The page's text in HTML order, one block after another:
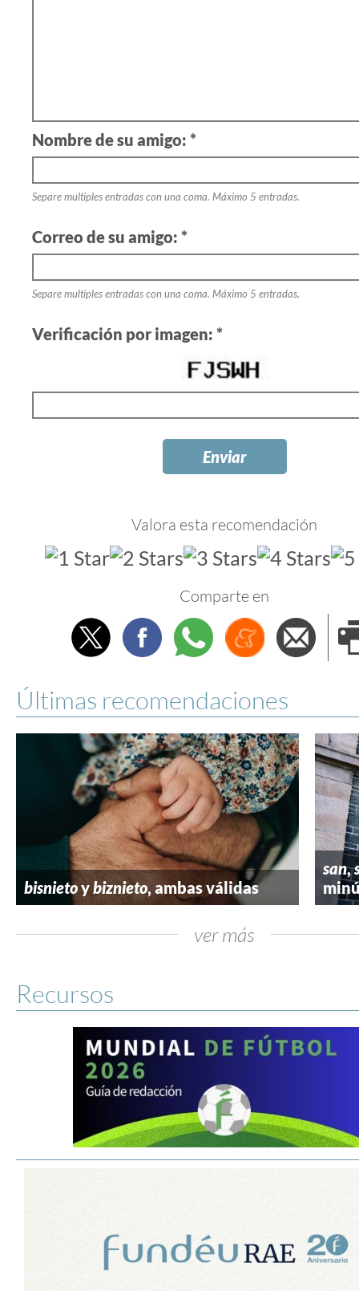
Nombre de su amigo: *
Separe multiples entradas con una coma. Máximo 5 entradas.
Correo de su amigo: *
Separe multiples entradas con una coma. Máximo 5 entradas.
Verificación por imagen: *
Valora esta recomendación
Comparte en
TwitterFacebookWhatsappMenéame
Últimas recomendaciones
bisnietoybiznieto, ambas válidas
san,
ver más
Recursos